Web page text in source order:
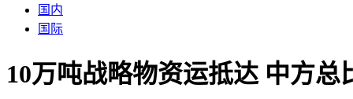
国内
国际
10万吨战略物资运抵达 中方总